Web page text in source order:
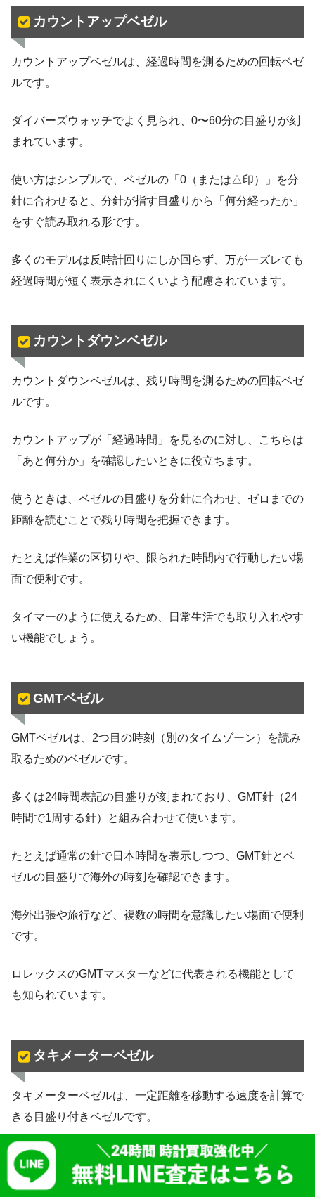
カウントアップベゼル
カウントアップベゼルは、経過時間を測るための回転ベゼ
ルです。
ダイバーズウォッチでよく見られ、0〜60分の目盛りが刻
まれています。
使い方はシンプルで、ベゼルの「0（または△印）」を分
針に合わせると、分針が指す目盛りから「何分経ったか」
をすぐ読み取れる形です。
多くのモデルは反時計回りにしか回らず、万が一ズレても
経過時間が短く表示されにくいよう配慮されています。
カウントダウンベゼル
カウントダウンベゼルは、残り時間を測るための回転ベゼ
ルです。
カウントアップが「経過時間」を見るのに対し、こちらは
「あと何分か」を確認したいときに役立ちます。
使うときは、ベゼルの目盛りを分針に合わせ、ゼロまでの
距離を読むことで残り時間を把握できます。
たとえば作業の区切りや、限られた時間内で行動したい場
面で便利です。
タイマーのように使えるため、日常生活でも取り入れやす
い機能でしょう。
GMTベゼル
GMTベゼルは、2つ目の時刻（別のタイムゾーン）を読み
取るためのベゼルです。
多くは24時間表記の目盛りが刻まれており、GMT針（24
時間で1周する針）と組み合わせて使います。
たとえば通常の針で日本時間を表示しつつ、GMT針とベ
ゼルの目盛りで海外の時刻を確認できます。
海外出張や旅行など、複数の時間を意識したい場面で便利
です。
ロレックスのGMTマスターなどに代表される機能として
も知られています。
タキメーターベゼル
タキメーターベゼルは、一定距離を移動する速度を計算で
きる目盛り付きベゼルです。
主にクロノグラフ（ストップウォッチ機能）と一緒に使
い、たとえば1kmなど一定距離を移動するのにかかった時
OURO TOP 店舗一覧 会社概要 プライバシーポリシー
利用規約 ロレックス買取 大阪ロレックス